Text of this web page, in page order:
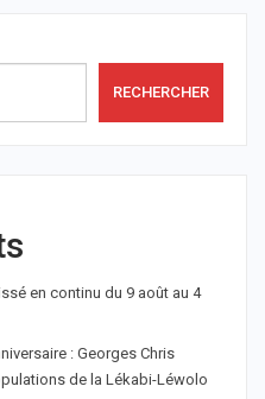
RECHERCHER
en continu du 9 août au 4
: Georges Chris
de la Lékabi-Léwolo